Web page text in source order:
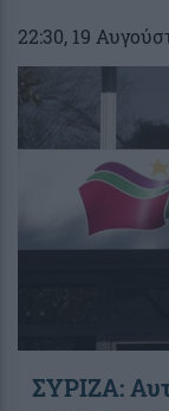
22:30, 19
ΣΥΡΙΖΑ: